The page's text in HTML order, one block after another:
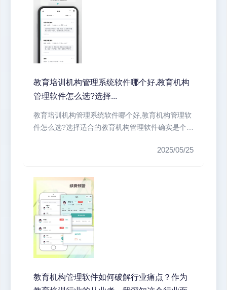
教育培训机构管理系统软件哪个好,教育机构
管理软件怎么选?选择...
教育培训机构管理系统软件哪个好,教育机构管理软
件怎么选?选择适合的教育机构管理软件确实是个技
2025/05/25
教育机构管理软件如何破解行业痛点？作为